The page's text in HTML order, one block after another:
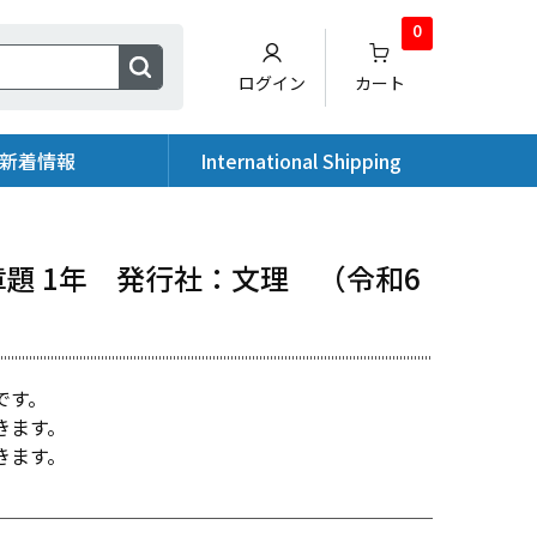
ログイン カート
0
着情報 International Shipping
1年 発行社：文理 （令和6
。
す。
す。